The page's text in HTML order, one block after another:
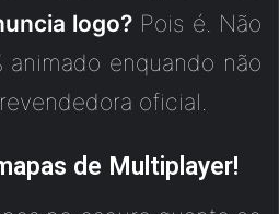
logo? Pois é. Não
animado enquando não
oficial.
de Multiplayer!